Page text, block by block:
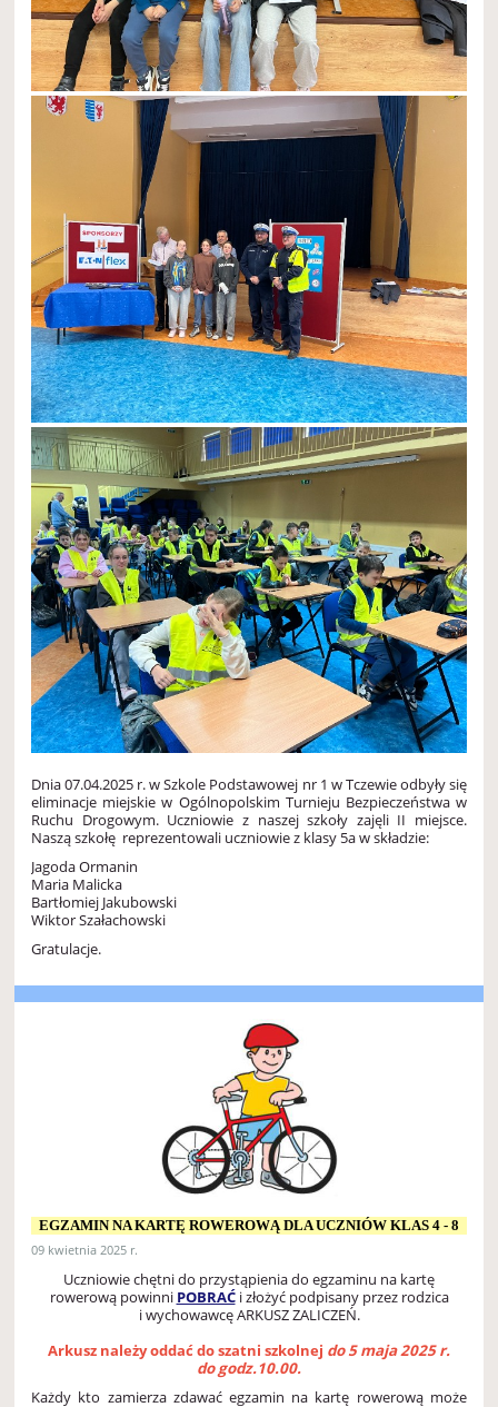
Dnia 07.04.2025 r. w Szkole Podstawowej nr 1 w Tczewie odbyły się
eliminacje miejskie w Ogólnopolskim Turnieju Bezpieczeństwa w
Ruchu Drogowym. Uczniowie z naszej szkoły zajęli II miejsce.
Naszą szkołę reprezentowali uczniowie z klasy 5a w składzie:
Jagoda Ormanin
Maria Malicka
Bartłomiej Jakubowski
Wiktor Szałachowski
Gratulacje.
EGZAMIN NA KARTĘ ROWEROWĄ DLA UCZNIÓW KLAS 4 - 8
09 kwietnia 2025 r.
Uczniowie chętni do przystąpienia do egzaminu na kartę
rowerową powinni POBRAĆi złożyć podpisany przez rodzica
i wychowawcę ARKUSZ ZALICZEŃ.
Arkusz należy oddać do szatni szkolnej do 5 maja 2025 r.
do godz.10.00.
Każdy kto zamierza zdawać egzamin na kartę rowerową może